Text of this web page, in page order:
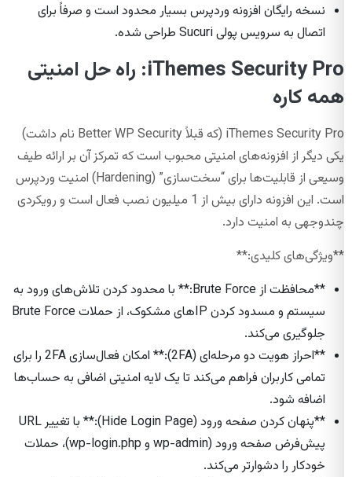
نسخه رایگان افزونه وردپرس بسیار محدود است و صرفاً برای
اتصال به سرویس پولی Sucuri طراحی شده.
iThemes Security Pro: راه حل امنیتی
همه کاره
iThemes Security Pro (که قبلاً Better WP Security نام داشت)
یکی دیگر از افزونه‌های امنیتی محبوب است که تمرکز آن بر ارائه طیف
وسیعی از قابلیت‌ها برای “سخت‌سازی” (Hardening) امنیت وردپرس
است. این افزونه دارای بیش از 1 میلیون نصب فعال است و رویکردی
چندوجهی به امنیت دارد.
**ویژگی‌های کلیدی:**
**محافظت از Brute Force:** با محدود کردن تلاش‌های ورود به
سیستم و مسدود کردن IP‌های مشکوک، از حملات Brute Force
جلوگیری می‌کند.
**احراز هویت دو مرحله‌ای (2FA):** امکان فعال‌سازی 2FA را برای
تمامی کاربران فراهم می‌کند تا یک لایه امنیتی اضافی به حساب‌ها
اضافه شود.
**پنهان کردن صفحه ورود (Hide Login Page):** با تغییر URL
پیش‌فرض صفحه ورود (wp-admin و wp-login.php)، حملات
خودکار را دشوارتر می‌کند.